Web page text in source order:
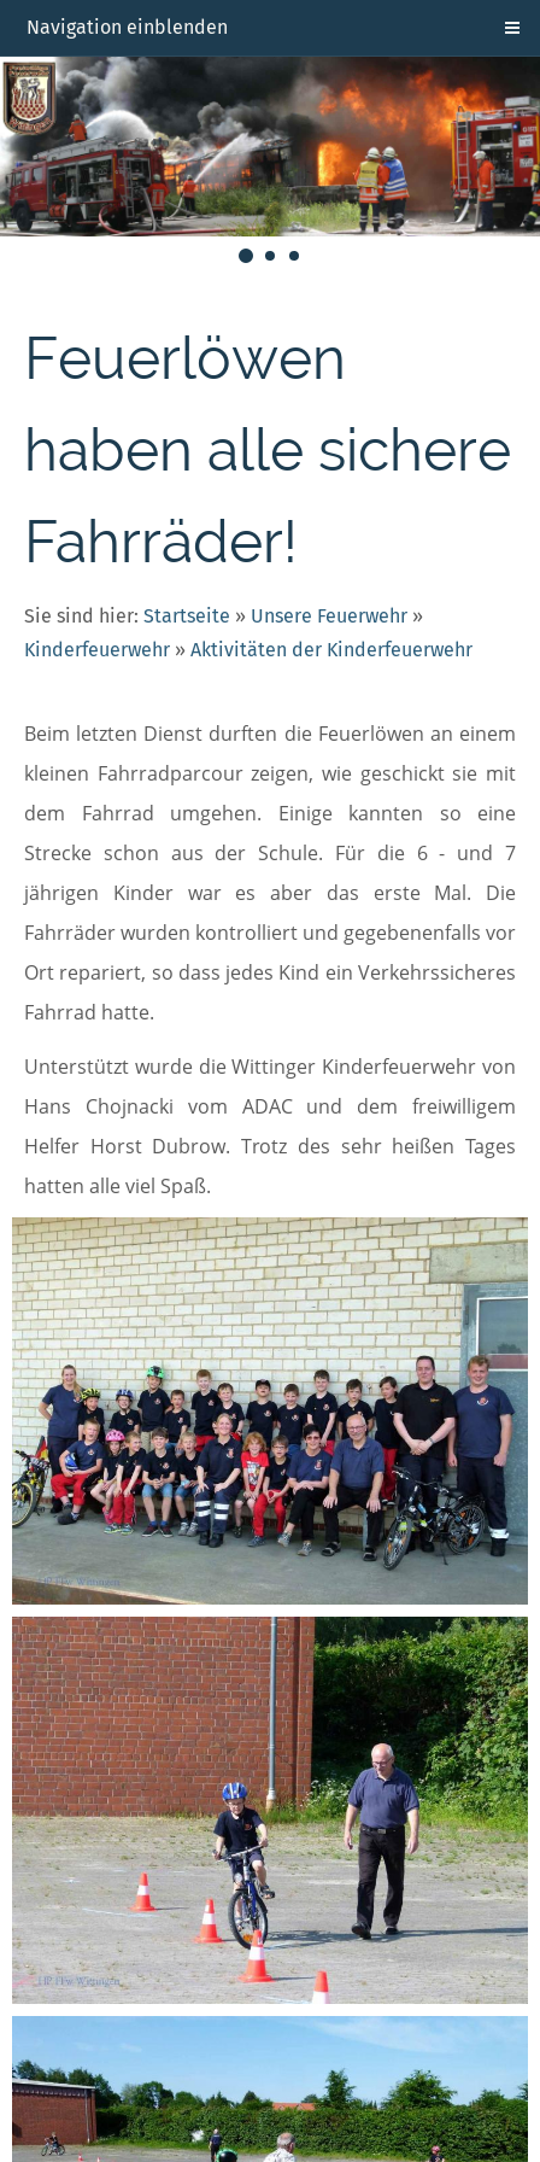
Navigation einblenden
Feuerlöwen
haben alle sichere
Fahrräder!
Sie sind hier: Startseite » Unsere Feuerwehr »
Kinderfeuerwehr » Aktivitäten der Kinderfeuerwehr
Beim letzten Dienst durften die Feuerlöwen an einem
kleinen Fahrradparcour zeigen, wie geschickt sie mit
dem Fahrrad umgehen. Einige kannten so eine
Strecke schon aus der Schule. Für die 6 - und 7
jährigen Kinder war es aber das erste Mal. Die
Fahrräder wurden kontrolliert und gegebenenfalls vor
Ort repariert, so dass jedes Kind ein Verkehrssicheres
Fahrrad hatte.
Unterstützt wurde die Wittinger Kinderfeuerwehr von
Hans Chojnacki vom ADAC und dem freiwilligem
Helfer Horst Dubrow. Trotz des sehr heißen Tages
hatten alle viel Spaß.